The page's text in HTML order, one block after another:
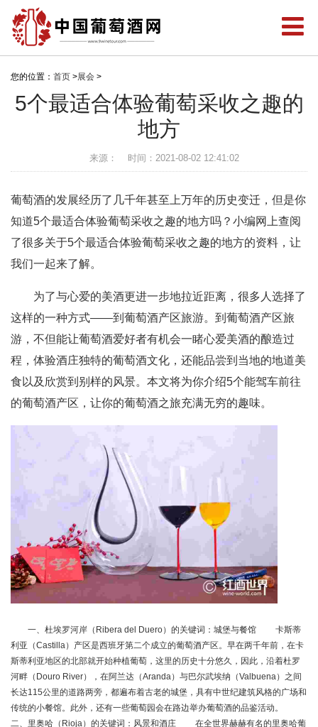
您的位置： 首页 >展会 >
5个最适合体验葡萄采收之趣的
地方
来源： 时间：2021-08-02 12:41:02
葡萄酒的发展经历了几千年甚至上万年的历史变迁，但是你
知道5个最适合体验葡萄采收之趣的地方吗？小编网上查阅
了很多关于5个最适合体验葡萄采收之趣的地方的资料，让
我们一起来了解。
为了与心爱的美酒更进一步地拉近距离，很多人选择了
这样的一种方式——到葡萄酒产区旅游。到葡萄酒产区旅
游，不但能让葡萄酒爱好者有机会一睹心爱美酒的酿造过
程，体验酒庄独特的葡萄酒文化，还能品尝到当地的地道美
食以及欣赏到别样的风景。本文将为你介绍5个能驾车前往
的葡萄酒产区，让你的葡萄酒之旅充满无穷的趣味。
一、杜埃罗河岸（Ribera del Duero）的关键词：城堡与餐馆 卡斯蒂
利亚（Castilla）产区是西班牙第二个成立的葡萄酒产区。早在两千年前，在卡
斯蒂利亚地区的北部就开始种植葡萄，这里的历史十分悠久，因此，沿着杜罗
河畔（Douro River），在阿兰达（Aranda）与巴尔武埃纳（Valbuena）之间
长达115公里的道路两旁，都遍布着古老的城堡，具有中世纪建筑风格的广场和
传统的小餐馆。此外，还有一些葡萄园会在路边举办葡萄酒的品鉴活动。
二、里奥哈（Rioja）的关键词：风景和酒庄 在全世界赫赫有名的里奥哈葡